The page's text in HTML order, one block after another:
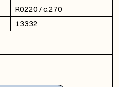
R0220 / c.270
13332